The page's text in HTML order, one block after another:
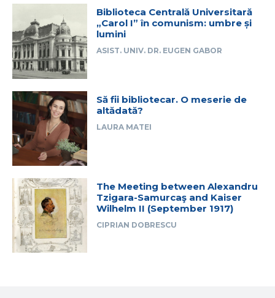
Biblioteca Centrală Universitară
„Carol I” în comunism: umbre și
lumini
ASIST. UNIV. DR. EUGEN GABOR
Să fii bibliotecar. O meserie de
altădată?
LAURA MATEI
The Meeting between Alexandru
Tzigara-Samurcaş and Kaiser
Wilhelm II (September 1917)
CIPRIAN DOBRESCU